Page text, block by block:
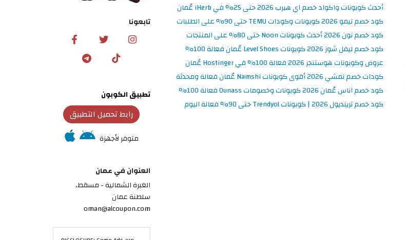
أحدث كوبونات واكواد خصم اي هيرب 2026 حتى 25% في iHerb عُمان
كود خصم تيمو 2026 كوبونات وكودات TEMU حتى 90% على الطلبات
كود خصم نون 2026 أحدث كوبونات Noon حتى 80% على المنتجات
كود خصم ليفل شوز 2026 كوبونات Level Shoes عُمان فعالة 100%
عروض وكوبونات هوستنجر 2026 فعالة 100% في Hostinger عُمان
كودات خصم نمشي 2026 أقوى كوبونات Namshi عُمان فعالة ومحدثة
كود خصم اناس عُمان 2026 كوبونات وخصومات Ounass فعالة 100%
كود خصم ترينديول 2026 | كوبونات Trendyol حتى 90% فعالة اليوم
تابعونا
تطبيق الكوبون
رابط تحميل التطبيق
متوفر لأجهزة
العنوان في عمان
الغبرة الشمالية - مسقط،
سلطنة عمان
oman@alcoupon.com